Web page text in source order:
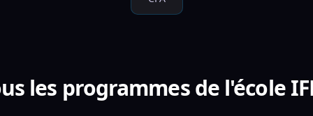
les programmes de l'école